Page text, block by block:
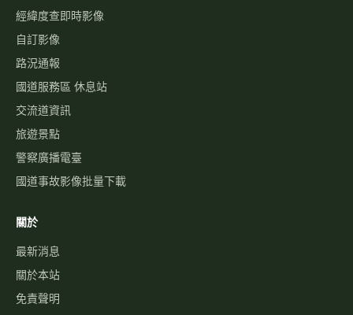
經緯度查即時影像
自訂影像
路況通報
國道服務區 休息站
交流道資訊
旅遊景點
警察廣播電臺
國道事故影像批量下載
關於
最新消息
關於本站
免責聲明